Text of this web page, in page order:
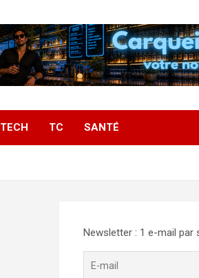
TECH TC SANTÉ
Newsletter : 1 e-mail par